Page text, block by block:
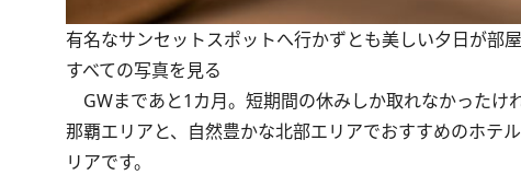
有名なサンセットスポットへ行かずとも美しい夕日が部屋
すべての写真を見る
GWまであと1カ月。短期間の休みしか取れなかった
那覇エリアと、自然豊かな北部エリアでおすすめのホテ
リアです。